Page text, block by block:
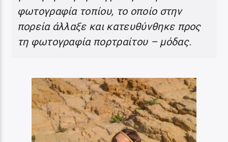
φωτογραφία τοπίου, το οποίο στην
πορεία άλλαξε και κατευθύνθηκε προς
τη φωτογραφία πορτραίτου – μόδας.